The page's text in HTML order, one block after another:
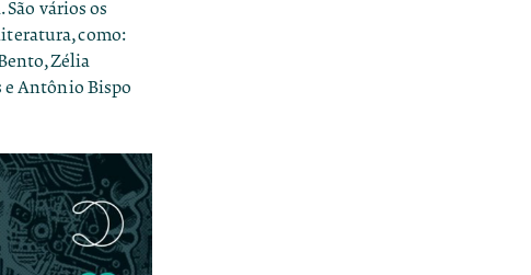
vários os
como:
Zélia
e Antônio Bispo